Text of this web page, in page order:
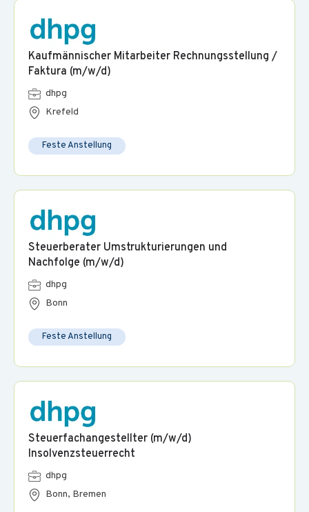
Kaufmännischer Mitarbeiter Rechnungsstellung /
Faktura (m/w/d)
dhpg
Krefeld
Feste Anstellung
Steuerberater Umstrukturierungen und
Nachfolge (m/w/d)
dhpg
Bonn
Feste Anstellung
Steuerfachangestellter (m/w/d)
Insolvenzsteuerrecht
dhpg
Bonn, Bremen